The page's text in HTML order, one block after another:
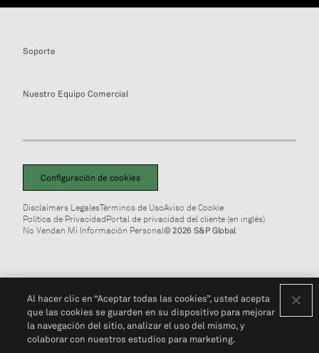
Soporte
Nuestro Equipo Comercial
Configuración de cookies
Disclaimers LegalesTérminos de UsoAviso de Cookie
Política de PrivacidadPortal de privacidad del cliente (en inglés)
No Vendan Mi Información Personal© 2026 S&P Global
Al hacer clic en “Aceptar todas las cookies”, usted acepta
que las cookies se guarden en su dispositivo para mejorar
la navegación del sitio, analizar el uso del mismo, y
colaborar con nuestros estudios para marketing.